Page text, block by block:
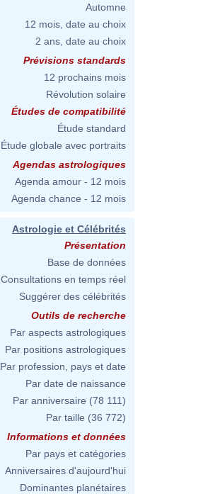
Automne
12 mois, date au choix
2 ans, date au choix
Prévisions standards
12 prochains mois
Révolution solaire
Études de compatibilité
Étude standard
Étude globale avec portraits
Agendas astrologiques
Agenda amour - 12 mois
Agenda chance - 12 mois
Astrologie et Célébrités
Présentation
Base de données
Consultations en temps réel
Suggérer des célébrités
Outils de recherche
Par aspects astrologiques
Par positions astrologiques
Par profession, pays et date
Par date de naissance
Par anniversaire (78 111)
Par taille (36 772)
Informations et données
Par pays et catégories
Anniversaires d'aujourd'hui
Dominantes planétaires